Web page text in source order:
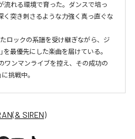
流れる環境で育った。ダンスで培っ
突き刺さるような力強く真っ直ぐな
たロックの系譜を受け継ぎながら、ジ
を最優先にした楽曲を届けている。
ワンマンライブを控え、その成功の
挑戦中。
SIREN)